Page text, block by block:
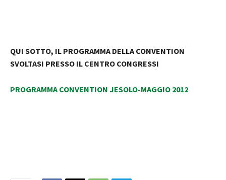
QUI SOTTO, IL PROGRAMMA DELLA CONVENTION
SVOLTASI PRESSO IL CENTRO CONGRESSI
PROGRAMMA CONVENTION JESOLO-MAGGIO 2012